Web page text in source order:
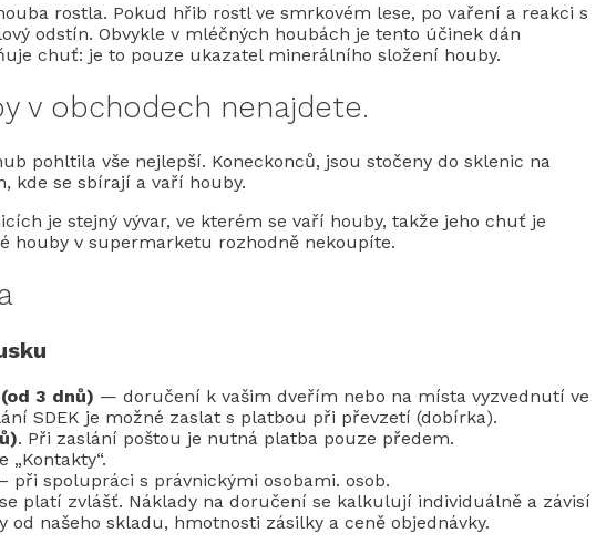
rostla. Pokud hřib rostl ve smrkovém lese, po vaření a reakci s
odstín. Obvykle v mléčných houbách je tento účinek dán
chuť: je to pouze ukazatel minerálního složení houby.
v obchodech nenajdete.
pohltila vše nejlepší. Koneckonců, jsou stočeny do sklenic na
kde se sbírají a vaří houby.
je stejný vývar, ve kterém se vaří houby, takže jeho chuť je
houby v supermarketu rozhodně nekoupíte.
(od 3 dnů) — doručení k vašim dveřím nebo na místa vyzvednutí ve
SDEK je možné zaslat s platbou při převzetí (dobírka).
. Při zaslání poštou je nutná platba pouze předem.
„Kontakty“.
při spolupráci s právnickými osobami. osob.
platí zvlášť. Náklady na doručení se kalkulují individuálně a závisí
od našeho skladu, hmotnosti zásilky a ceně objednávky.